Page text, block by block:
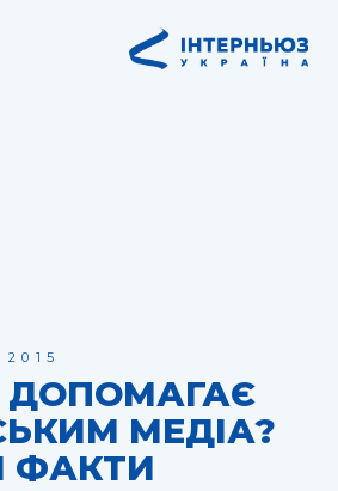
ДОПОМАГАЄ
МЕДІА?
ФАКТИ